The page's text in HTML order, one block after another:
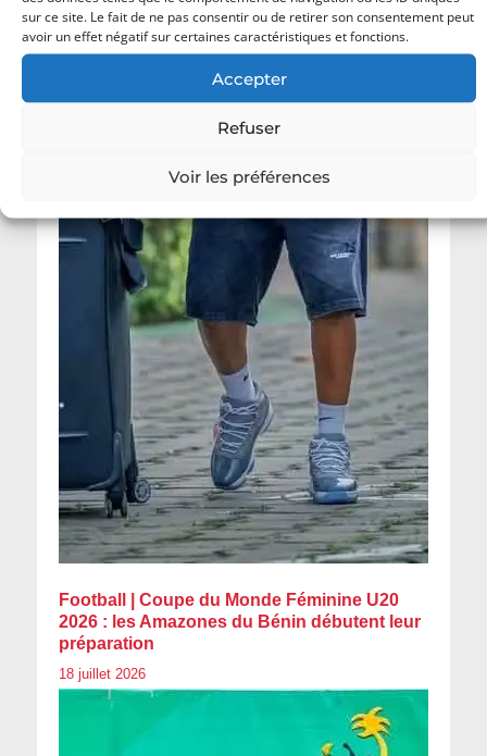
sur ce site. Le fait de ne pas consentir ou de retirer son consentement peut
avoir un effet négatif sur certaines caractéristiques et fonctions.
Accepter
Refuser
Voir les préférences
Football | Coupe du Monde Féminine U20
2026 : les Amazones du Bénin débutent leur
préparation
18 juillet 2026